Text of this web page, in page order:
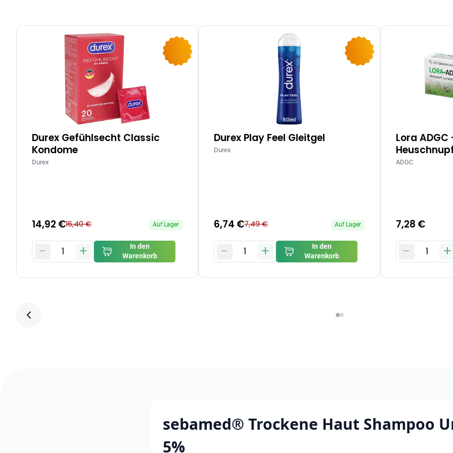
Durex Gefühlsecht Classic
Kondome
Durex
14,92 €16,40 € Auf Lager
- 1 +
In den
Warenkorb
Durex Play Feel Gleitgel
Durex
6,74 €7,49 € Auf Lager
- 1 +
In den
Warenkorb
Lora ADGC
ADGC
7,28 €
- 1 +
sebamed® Trockene Haut Shampoo
5%